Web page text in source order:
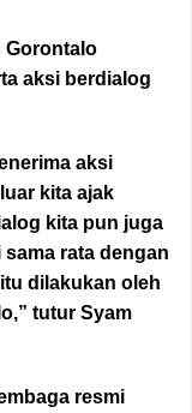
Gorontalo
aksi berdialog
aksi
kita ajak
kita pun juga
rata dengan
dilakukan oleh
tutur Syam
resmi